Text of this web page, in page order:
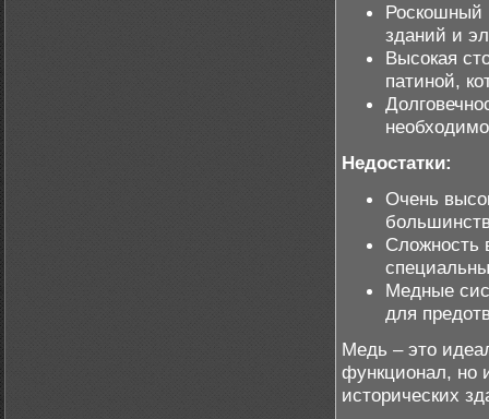
Роскошный
зданий и
Высокая
патиной,
Недостатки:
Очень
Сложность
Медные
для
Медь – это
функционал, но
исторических